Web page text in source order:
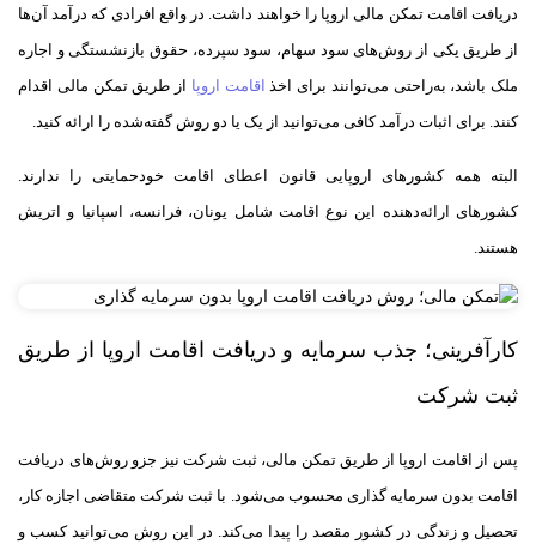
دریافت اقامت تمکن مالی اروپا را خواهند داشت. در واقع افرادی که درآمد آن‌ها
از طریق یکی از روش‌های سود سهام، سود سپرده، حقوق بازنشستگی و اجاره
ملک باشد، به‌راحتی می‌توانند برای اخذ اقامت اروپا از طریق تمکن مالی اقدام
کنند. برای اثبات درآمد کافی می‌توانید از یک یا دو روش گفته‌شده را ارائه کنید.
البته همه کشور‌های اروپایی قانون اعطای اقامت خود‌حمایتی را ندارند.
کشور‌های ارائه‌دهنده این نوع اقامت شامل یونان، فرانسه، اسپانیا و اتریش
هستند.
کارآفرینی؛ جذب سرمایه و دریافت اقامت اروپا از طریق
ثبت شرکت
پس از اقامت اروپا از طریق تمکن مالی، ثبت شرکت نیز جزو روش‌های دریافت
اقامت بدون سرمایه گذاری محسوب می‌شود. با ثبت شرکت متقاضی اجازه کار،
تحصیل و زندگی در کشور مقصد را پیدا می‌کند. در این روش می‌توانید کسب و